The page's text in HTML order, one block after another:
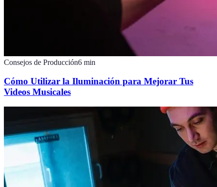
Consejos de Producción6 min
Cómo Utilizar la Iluminación para Mejorar Tus
Videos Musicales